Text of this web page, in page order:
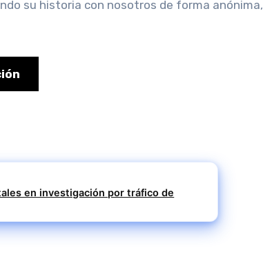
su historia con nosotros de forma anónima,
en investigación por tráfico de